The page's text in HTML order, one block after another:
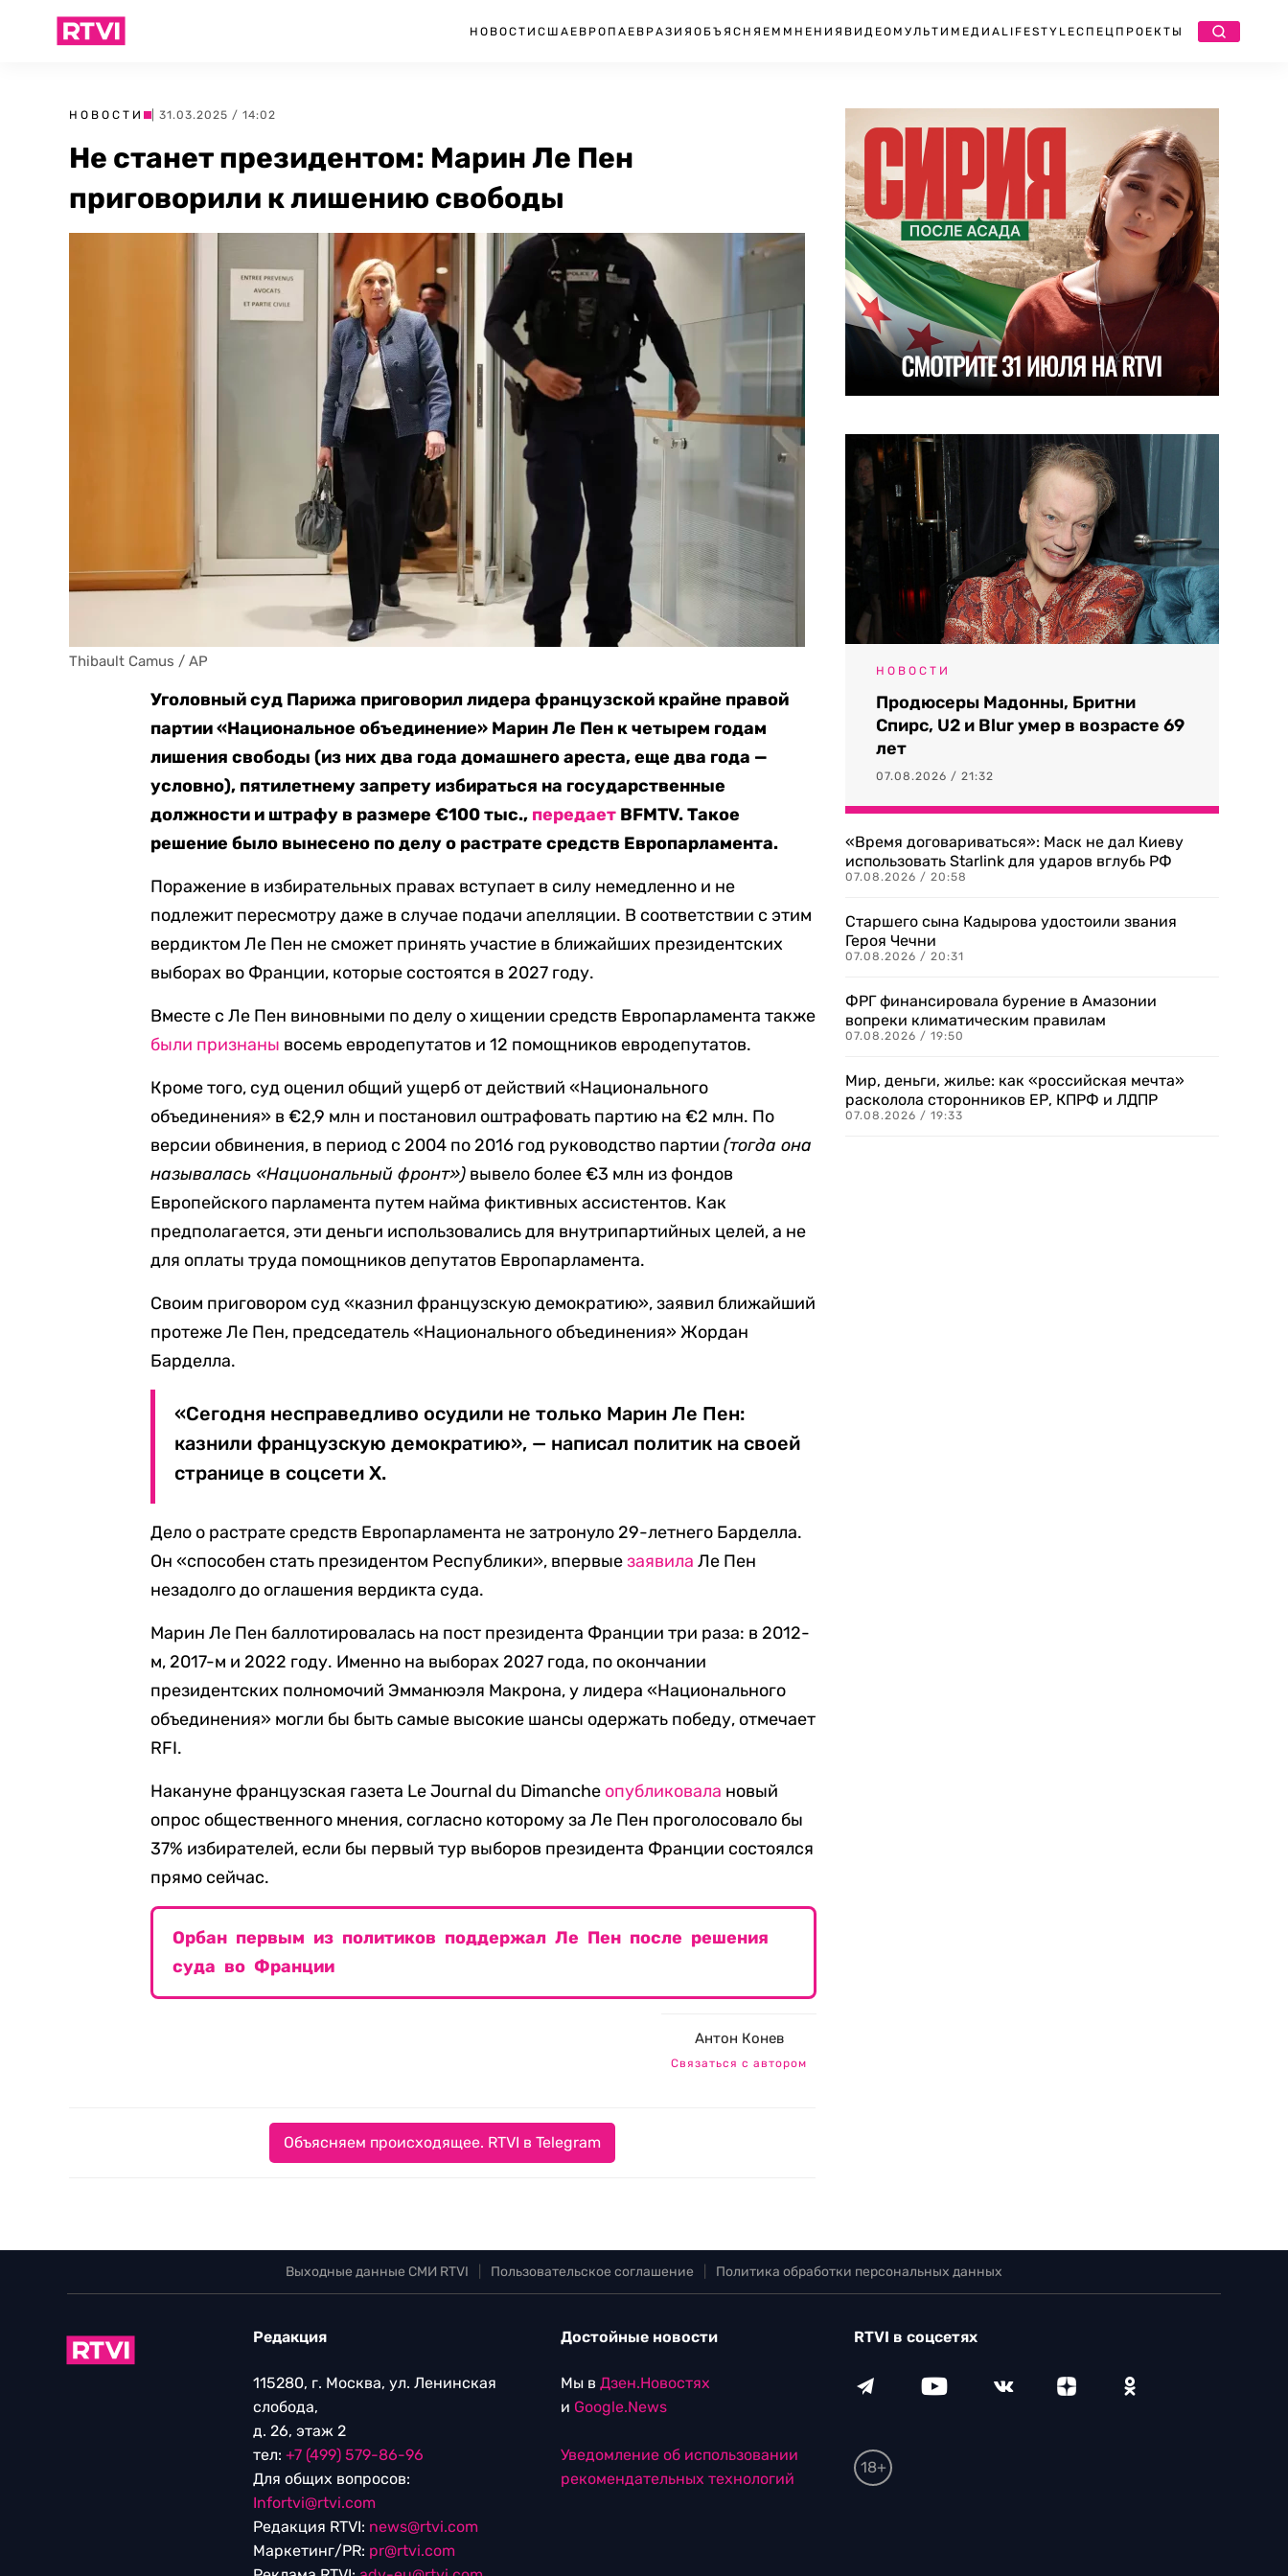
НОВОСТИ США ЕВРОПА ЕВРАЗИЯ ОБЪЯСНЯЕМ МНЕНИЯ ВИДЕО МУЛЬТИМЕДИА LIFESTYLEСПЕЦПРОЕКТЫ
НОВОСТИ | 31.03.2025 / 14:02
Не станет президентом: Марин Ле Пен
приговорили к лишению свободы
Thibault Camus / AP
Уголовный суд Парижа приговорил лидера французской крайне правой
партии «Национальное объединение» Марин Ле Пен к четырем годам
лишения свободы (из них два года домашнего ареста, еще два года —
условно), пятилетнему запрету избираться на государственные
должности и штрафу в размере €100 тыс., передает BFMTV. Такое
решение было вынесено по делу о растрате средств Европарламента.
Поражение в избирательных правах вступает в силу немедленно и не
подлежит пересмотру даже в случае подачи апелляции. В соответствии с этим
вердиктом Ле Пен не сможет принять участие в ближайших президентских
выборах во Франции, которые состоятся в 2027 году.
Вместе с Ле Пен виновными по делу о хищении средств Европарламента также
были признаны восемь евродепутатов и 12 помощников евродепутатов.
Кроме того, суд оценил общий ущерб от действий «Национального
объединения» в €2,9 млн и постановил оштрафовать партию на €2 млн. По
версии обвинения, в период с 2004 по 2016 год руководство партии(тогда она
называлась «Национальный фронт») вывело более €3 млн из фондов
Европейского парламента путем найма фиктивных ассистентов. Как
предполагается, эти деньги использовались для внутрипартийных целей, а не
для оплаты труда помощников депутатов Европарламента.
Своим приговором суд «казнил французскую демократию», заявил ближайший
протеже Ле Пен, председатель «Национального объединения» Жордан
Барделла.
«Сегодня несправедливо осудили не только Марин Ле Пен:
казнили французскую демократию», — написал политик на своей
странице в соцсети X.
Дело о растрате средств Европарламента не затронуло 29-летнего Барделла.
Он «способен стать президентом Республики», впервыезаявила Ле Пен
незадолго до оглашения вердикта суда.
Марин Ле Пен баллотировалась на пост президента Франции три раза: в 2012-
м, 2017-м и 2022 году. Именно на выборах 2027 года, по окончании
президентских полномочий Эмманюэля Макрона, у лидера «Национального
объединения» могли бы быть самые высокие шансы одержать победу, отмечает
RFI.
Накануне французская газета Le Journal du Dimanche опубликовала новый
опрос общественного мнения, согласно которому за Ле Пен проголосовало бы
37% избирателей, если бы первый тур выборов президента Франции состоялся
прямо сейчас.
Орбан первым из политиков поддержал Ле Пен после решения
суда во Франции
Антон Конев
Связаться с автором
Объясняем происходящее. RTVI в Telegram
НОВОСТИ
Продюсеры Мадонны, Бритни
Спирс, U2 и Blur умер в возрасте 69
лет
07.08.2026 / 21:32
«Время договариваться»: Маск не дал Киеву
использовать Starlink для ударов вглубь РФ
07.08.2026 / 20:58
Старшего сына Кадырова удостоили звания
Героя Чечни
07.08.2026 / 20:31
ФРГ финансировала бурение в Амазонии
вопреки климатическим правилам
07.08.2026 / 19:50
Мир, деньги, жилье: как «российская мечта»
расколола сторонников ЕР, КПРФ и ЛДПР
07.08.2026 / 19:33
Выходные данные СМИ RTVI Пользовательское соглашение Политика обработки персональных данных
Редакция
115280, г. Москва, ул. Ленинская
слобода,
д. 26, этаж 2
тел: +7 (499) 579-86-96
Для общих вопросов:
Infortvi@rtvi.com
Редакция RTVI: news@rtvi.com
Маркетинг/PR: pr@rtvi.com
Достойные новости
Мы в Дзен.Новостях
и Google.News
Уведомление об использовании
рекомендательных технологий
RTVI в соцсетях
18+